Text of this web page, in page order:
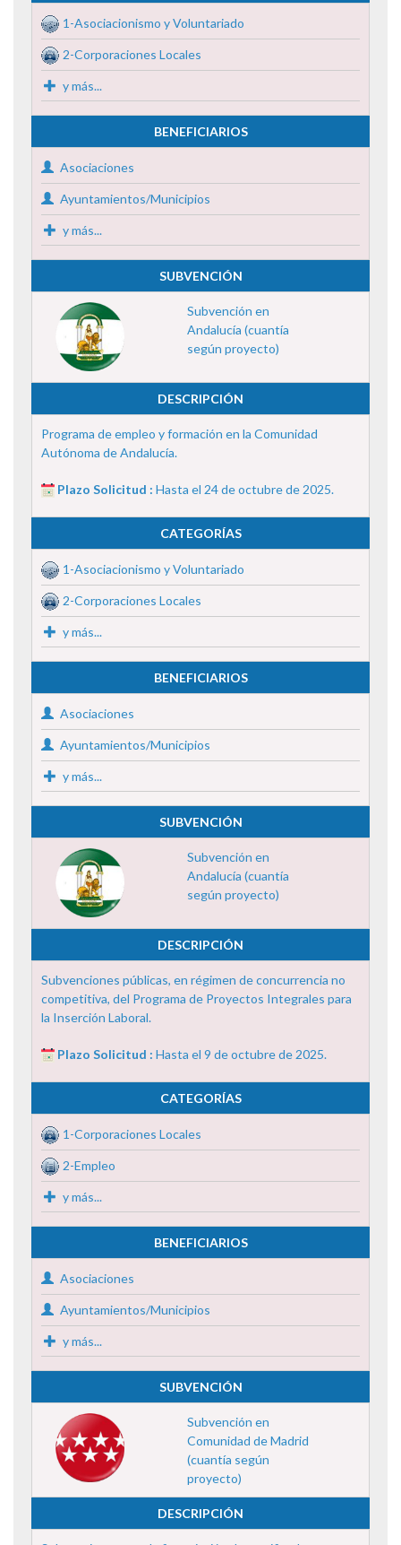
1-Asociacionismo y Voluntariado
2-Corporaciones Locales
y más...
BENEFICIARIOS
Asociaciones
Ayuntamientos/Municipios
y más...
SUBVENCIÓN
Subvención en
Andalucía (cuantía
según proyecto)
DESCRIPCIÓN
Programa de empleo y formación en la Comunidad
Autónoma de Andalucía.
Plazo Solicitud : Hasta el 24 de octubre de 2025.
CATEGORÍAS
1-Asociacionismo y Voluntariado
2-Corporaciones Locales
y más...
BENEFICIARIOS
Asociaciones
Ayuntamientos/Municipios
y más...
SUBVENCIÓN
Subvención en
Andalucía (cuantía
según proyecto)
DESCRIPCIÓN
Subvenciones públicas, en régimen de concurrencia no
competitiva, del Programa de Proyectos Integrales para
la Inserción Laboral.
Plazo Solicitud : Hasta el 9 de octubre de 2025.
CATEGORÍAS
1-Corporaciones Locales
2-Empleo
y más...
BENEFICIARIOS
Asociaciones
Ayuntamientos/Municipios
y más...
SUBVENCIÓN
Subvención en
Comunidad de Madrid
(cuantía según
proyecto)
DESCRIPCIÓN